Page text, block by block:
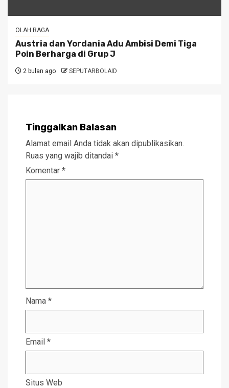
OLAH RAGA
Austria dan Yordania Adu Ambisi Demi Tiga
Poin Berharga di Grup J
2 bulan ago SEPUTARBOLAID
Tinggalkan Balasan
Alamat email Anda tidak akan dipublikasikan.
Ruas yang wajib ditandai *
Komentar *
Nama *
Email *
Situs Web